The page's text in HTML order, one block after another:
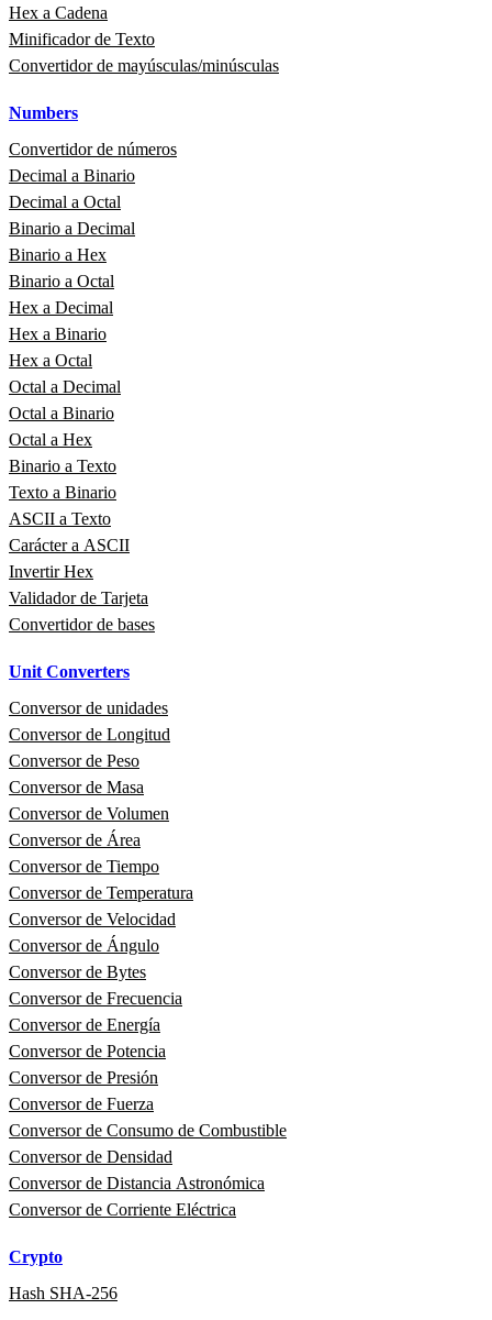
Hex a Cadena
Minificador de Texto
Convertidor de mayúsculas/minúsculas
Numbers
Convertidor de números
Decimal a Binario
Decimal a Octal
Binario a Decimal
Binario a Hex
Binario a Octal
Hex a Decimal
Hex a Binario
Hex a Octal
Octal a Decimal
Octal a Binario
Octal a Hex
Binario a Texto
Texto a Binario
ASCII a Texto
Carácter a ASCII
Invertir Hex
Validador de Tarjeta
Convertidor de bases
Unit Converters
Conversor de unidades
Conversor de Longitud
Conversor de Peso
Conversor de Masa
Conversor de Volumen
Conversor de Área
Conversor de Tiempo
Conversor de Temperatura
Conversor de Velocidad
Conversor de Ángulo
Conversor de Bytes
Conversor de Frecuencia
Conversor de Energía
Conversor de Potencia
Conversor de Presión
Conversor de Fuerza
Conversor de Consumo de Combustible
Conversor de Densidad
Conversor de Distancia Astronómica
Conversor de Corriente Eléctrica
Crypto
Hash SHA-256